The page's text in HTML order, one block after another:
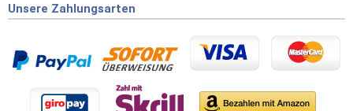
Unsere Zahlungsarten